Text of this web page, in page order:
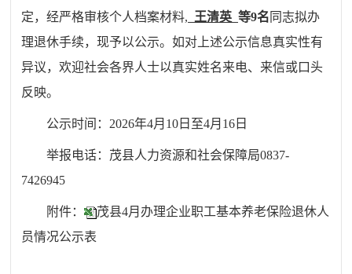
定，经严格审核个人档案材料,
王清英 等9名 同志拟办
理退休手续，现予以公示。如对上述公示信息真实性有
异议，欢迎社会各界人士以真实姓名来电、来信或口头
反映。
公示时间： 2026年4月 10 日至4月 16 日
举报电话：茂县人力资源和社会保障局0837-
7426945
附件：
茂县4月办理企业职工基本养老保险退休人
员情况公示表